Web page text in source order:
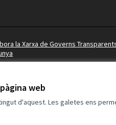
web
d'aquest. Les galetes ens
Carta de Valors, donant
individual o de l'entitat en
la Xarxa de Governs